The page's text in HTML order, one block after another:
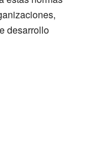
desarrollo